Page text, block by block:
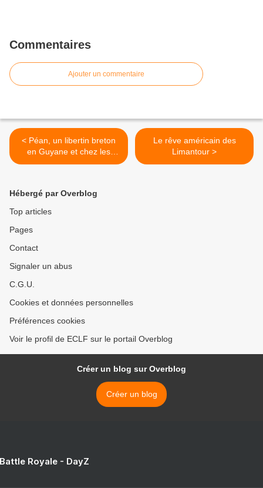
Commentaires
Ajouter un commentaire
< Péan, un libertin breton
en Guyane et chez les
Inuits
Le rêve américain des
Limantour >
Hébergé par Overblog
Top articles
Pages
Contact
Signaler un abus
C.G.U.
Cookies et données personnelles
Préférences cookies
Voir le profil de ECLF sur le portail Overblog
Créer un blog sur Overblog
Créer un blog
Royale - DayZ